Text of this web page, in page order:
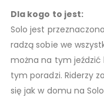
Dla kogo to jest:
Solo jest
radzą sobie we
można na tym jeździć
tym poradzi. Riderzy
się jak w domu na